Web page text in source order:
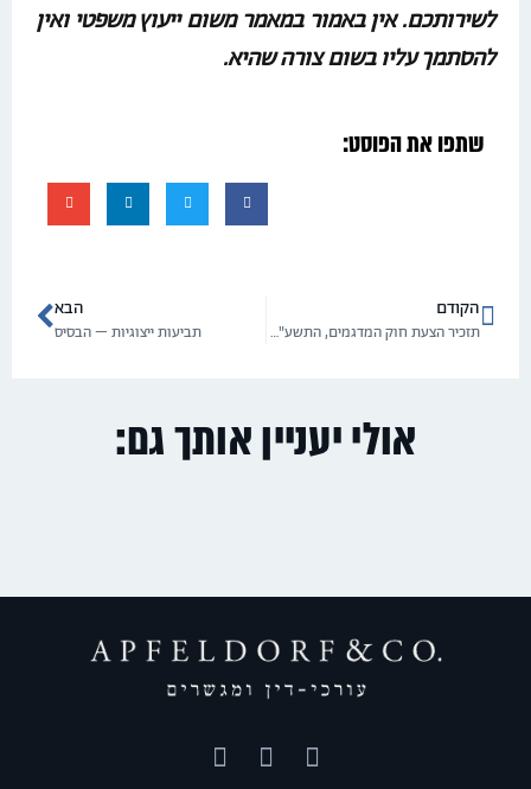
לשירותכם. אין באמור במאמר משום ייעוץ משפטי ואין
להסתמך עליו בשום צורה שהיא.
שתפו את הפוסט:
הקודם
תזכיר הצעת חוק המדגמים, התשע"ג-2013
הבא
תביעות ייצוגיות – הבסיס
אולי יעניין אותך גם: